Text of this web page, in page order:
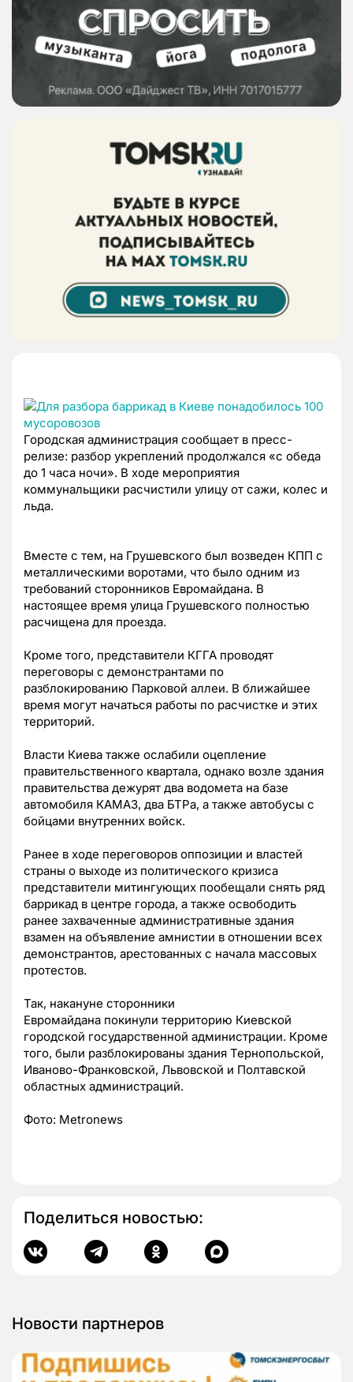
Городская администрация сообщает в пресс-
релизе: разбор укреплений продолжался «с обеда
до 1 часа ночи». В ходе мероприятия
коммунальщики расчистили улицу от сажи, колес и
льда.
Вместе с тем, на Грушевского был возведен КПП с
металлическими воротами, что было одним из
требований сторонников Евромайдана. В
настоящее время улица Грушевского полностью
расчищена для проезда.
Кроме того, представители КГГА проводят
переговоры с демонстрантами по
разблокированию Парковой аллеи. В ближайшее
время могут начаться работы по расчистке и этих
территорий.
Власти Киева также ослабили оцепление
правительственного квартала, однако возле здания
правительства дежурят два водомета на базе
автомобиля КАМАЗ, два БТРа, а также автобусы с
бойцами внутренних войск.
Ранее в ходе переговоров оппозиции и властей
страны о выходе из политического кризиса
представители митингующих пообещали снять ряд
баррикад в центре города, а также освободить
ранее захваченные административные здания
взамен на объявление амнистии в отношении всех
демонстрантов, арестованных с начала массовых
протестов.
Так, накануне сторонники
Евромайдана покинули территорию Киевской
городской государственной администрации. Кроме
того, были разблокированы здания Тернопольской,
Иваново-Франковской, Львовской и Полтавской
областных администраций.
Фото: Metronews
Поделиться новостью:
Новости партнеров